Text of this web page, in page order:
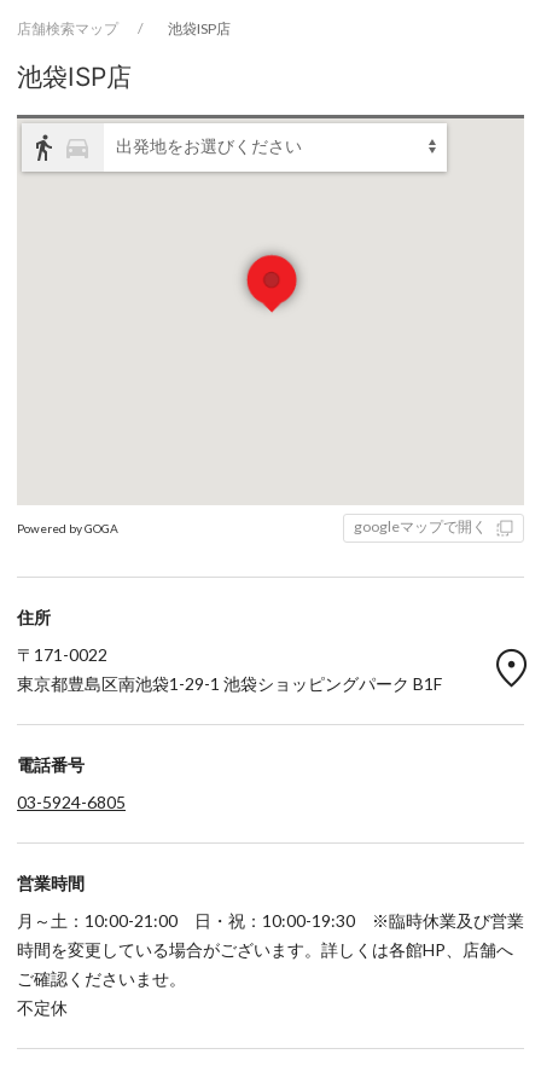
店舗検索マップ 池袋ISP店
池袋ISP店
directions_walk directions_car 出発地をお選びください
Powered by GOGA googleマップで開く
住所
〒171-0022
東京都豊島区南池袋1-29-1 池袋ショッピングパーク B1F
location_on
電話番号
03-5924-6805
営業時間
月～土：10:00-21:00 日・祝：10:00-19:30 ※臨時休業及び営業
時間を変更している場合がございます。詳しくは各館HP、店舗へ
ご確認くださいませ。
不定休